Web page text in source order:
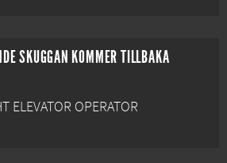
SKUGGAN KOMMER TILLBAKA
ELEVATOR OPERATOR